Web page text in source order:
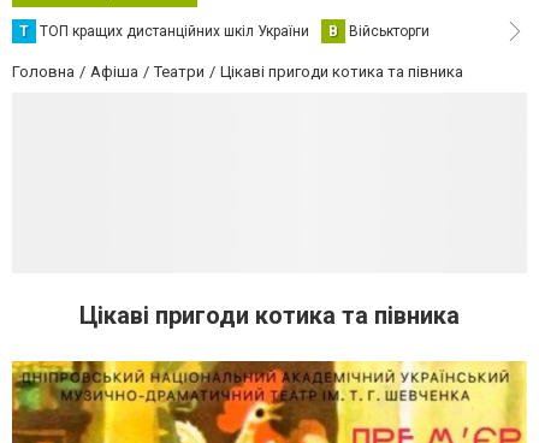
Т ТОП кращих дистанційних шкіл України В Військторги
Головна Афіша Театри Цікаві пригоди котика та півника
Цікаві пригоди котика та півника